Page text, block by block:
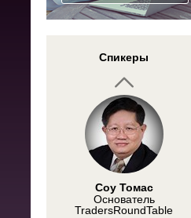
Спикеры
Кирилко Максим
«Gainsfort online» -
Инвестиционный
консультант
Соу Томас
Основатель
TradersRoundTable